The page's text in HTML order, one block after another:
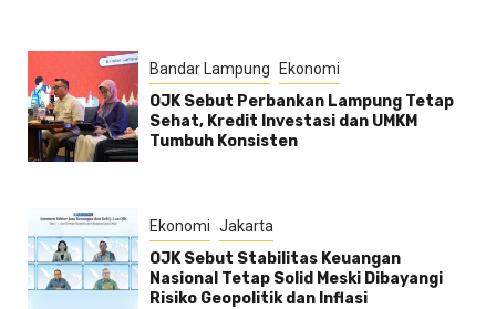
Bandar Lampung Ekonomi
OJK Sebut Perbankan Lampung Tetap
Sehat, Kredit Investasi dan UMKM
Tumbuh Konsisten
Ekonomi Jakarta
OJK Sebut Stabilitas Keuangan
Nasional Tetap Solid Meski Dibayangi
Risiko Geopolitik dan Inflasi